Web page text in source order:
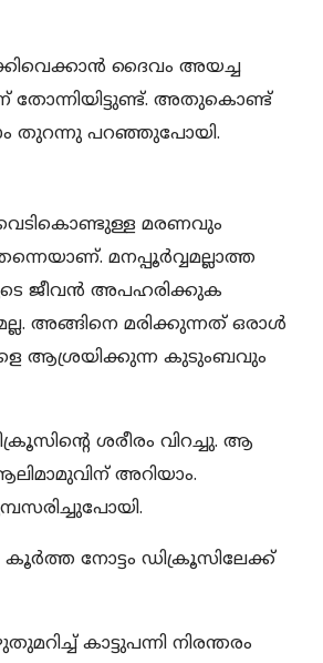
ദൈവം അയച്ച
തോന്നിയിട്ടുണ്ട്. അതുകൊണ്ട്
തുറന്നു പറഞ്ഞുപോയി.
മരണവും
മനപ്പൂർവ്വമല്ലാത്ത
ജീവൻ അപഹരിക്കുക
അങ്ങിനെ മരിക്കുന്നത് ഒരാൾ
ആശ്രയിക്കുന്ന കുടുംബവും
ശരീരം വിറച്ചു. ആ
അറിയാം.
കൂർത്ത നോട്ടം ഡിക്രൂസിലേക്ക്
കാട്ടുപന്നി നിരന്തരം